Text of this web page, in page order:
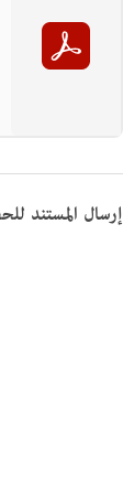
إرسال المستند